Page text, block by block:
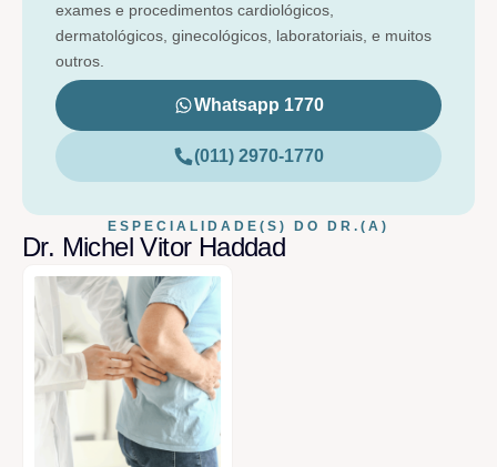
exames e procedimentos cardiológicos,
dermatológicos, ginecológicos, laboratoriais, e muitos
outros.
Whatsapp 1770
(011) 2970-1770
ESPECIALIDADE(S) DO DR.(A)
Dr. Michel Vitor Haddad